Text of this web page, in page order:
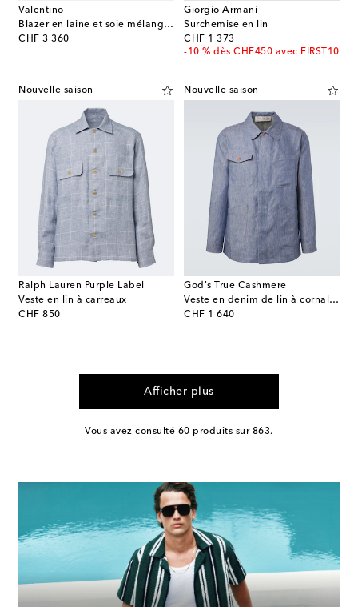
Valentino
Blazer en laine et soie mélangée
CHF 3 360
original price
Giorgio Armani
Surchemise en lin
CHF 1 373
original price
-10 % dès CHF450 avec FIRST10
Nouvelle saison
Ralph Lauren Purple Label
Veste en lin à carreaux
CHF 850
original price
Nouvelle saison
God's True Cashmere
Veste en denim de lin à cornaline
CHF 1 640
original price
Afficher plus
Vous avez consulté 60 produits sur 863.